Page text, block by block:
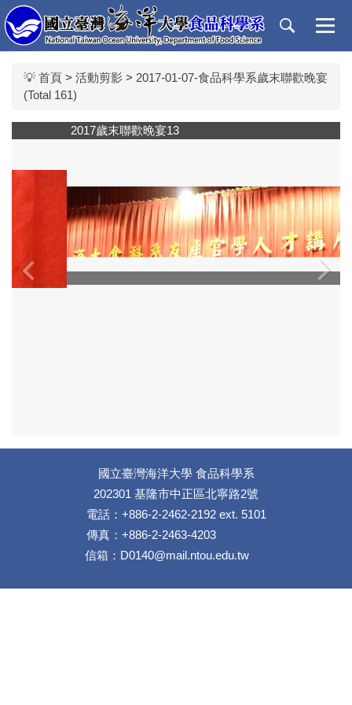
跳
到
主
💡 首頁 > 活動剪影 > 2017-01-07-食品科學系歲末聯歡晚宴
(Total 161)
‹ ›
2017歲末聯歡晚宴13
國立臺灣海洋大學 食品科學系
202301 基隆市中正區北寧路2號
電話：+886-2-2462-2192 ext. 5101
傳真：+886-2-2463-4203
信箱：D0140@mail.ntou.edu.tw